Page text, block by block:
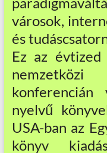
városok,
és
Ez az
konferencián
nyelvű
USA-ban az
könyv